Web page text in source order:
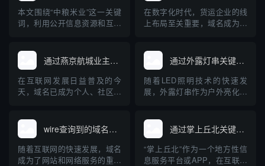
一项十分重要的任务。本文将
对“下午茶”域名查询工具的原
钓轮”出发，介绍如何查询相关
域名，并普及域名查询的基础
本文围绕“中粮米业”这一关键
词，利用公开信息资源和互联
名，并探讨企业域名注册与保
护的重要性。通过具体案例，
普及企业开展网络布局、加强
品牌保护的科普知识，为中小
在数字化时代，货运企业的线
上布局至关重要，域名成为企
公司查询其域名，以及域名在
货运行业中的重要作用，帮助
企业和个人规范管理和查询域
名，提高网络安全意识。
通过燕京航城业主群查询域名
在互联网发展日益普及的今
天，域名已成为个人、社区、
群”这样的社区组织，如何通过
群体资源、技术手段高效查找
相关域名，成为业主们关注的
话题。本文将介绍域名的基础
通过外露灯串关键词查询到的域名
随着LED照明技术的快速发
展，外露灯串作为户外亮化工
升。用户或企业在选择外露灯
串产品时，经常通过关键词搜
索，以获得相关的资讯、产品
或供应商信息。本文介绍了通
wire查询到的域名网站
随着互联网的快速发展，域名
成为了网站和网络服务的重要
通过掌上丘北关键词查询到的域名
“掌上丘北”作为一个地方性信
息服务平台或APP，在互联网